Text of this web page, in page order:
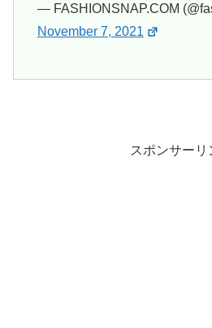
— FASHIONSNAP.COM
November 7, 2021
スポンサーリ